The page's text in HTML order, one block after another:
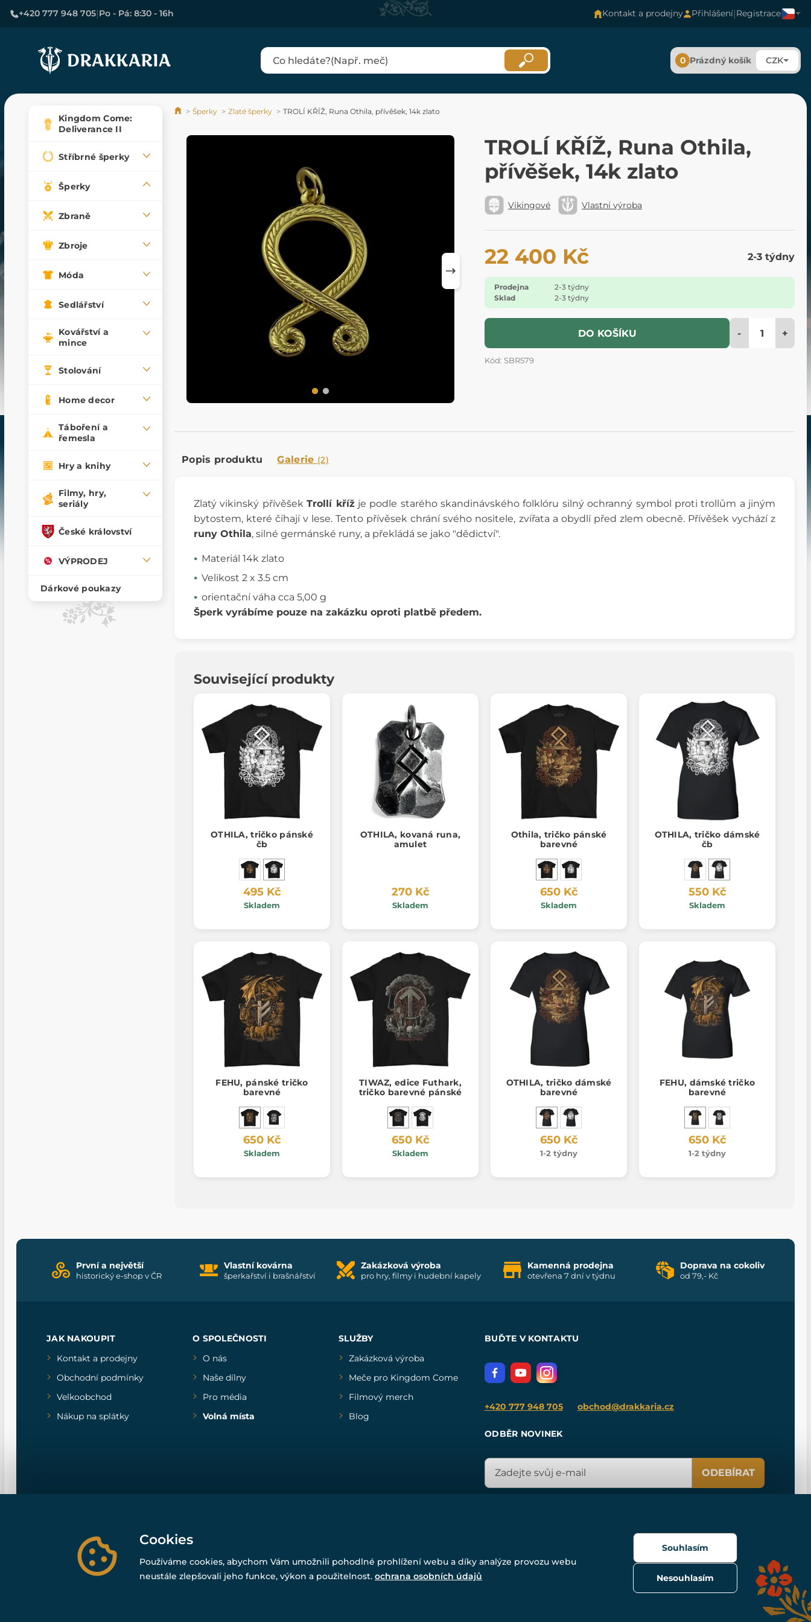
+420 777 948 705|Po - Pá: 8:30 - 16h Kontakt a prodejny Přihlášení|Registrace
0 Prázdný košík CZK
Kingdom Come:
Deliverance II
Stříbrné šperky
Šperky
Zbraně
Zbroje
Móda
Sedlářství
Kovářství a
mince
Stolování
Home decor
Táboření a
řemesla
Hry a knihy
Filmy, hry,
seriály
České království
VÝPRODEJ
Dárkové poukazy
Šperky Zlaté šperky TROLÍ KŘÍŽ, Runa Othila, přívěšek, 14k zlato
TROLÍ KŘÍŽ, Runa Othila,
přívěšek, 14k zlato
Vikingové Vlastní výroba
22 400 Kč 2-3 týdny
Prodejna
2-3 týdny
Sklad
2-3 týdny
DO KOŠÍKU - +
Kód: SBR579
Popis produktu Galerie (2)
Zlatý vikinský přívěšekTrollí křížje podle starého skandinávského folklóru silný ochranný symbol proti trollům a jiným
bytostem, které číhají v lese. Tento přívěsek chrání svého nositele, zvířata a obydlí před zlem obecně. Přívěšek vychází z
runy Othila, silné germánské runy, a překládá se jako "dědictví".
Materiál 14k zlato
Velikost 2 x 3.5 cm
orientační váha cca 5,00 g
Šperk vyrábíme pouze na zakázku oproti platbě předem.
Související produkty
OTHILA, tričko pánské
čb
495 Kč
Skladem
OTHILA, kovaná runa,
amulet
270 Kč
Skladem
Othila, tričko pánské
barevné
650 Kč
Skladem
OTHILA, tričko dámské
čb
550 Kč
Skladem
FEHU, pánské tričko
barevné
650 Kč
Skladem
TIWAZ, edice Futhark,
tričko barevné pánské
650 Kč
Skladem
OTHILA, tričko dámské
barevné
650 Kč
1-2 týdny
FEHU, dámské tričko
barevné
650 Kč
1-2 týdny
První a největší
historický e-shop v ČR
Vlastní kovárna
šperkařství i brašnářství
Zakázková výroba
pro hry, filmy i hudební kapely
Kamenná prodejna
otevřena 7 dní v týdnu
Doprava na cokoliv
od 79,- Kč
JAK NAKOUPIT
Kontakt a prodejny
Obchodní podmínky
Velkoobchod
Nákup na splátky
O SPOLEČNOSTI
O nás
Naše dílny
Pro média
Volná místa
SLUŽBY
Zakázková výroba
Meče pro Kingdom Come
Filmový merch
Blog
BUĎTE V KONTAKTU
+420 777 948 705 obchod@drakkaria.cz
ODBĚR NOVINEK
ODEBÍRAT
Powered bySimplia.cz, protected by reCAPTCHA.
Cookies
Používáme cookies, abychom Vám umožnili pohodlné prohlížení webu a díky analýze provozu webu
neustále zlepšovali jeho funkce, výkon a použitelnost. ochrana osobních údajů Nesouhlasím
Souhlasím